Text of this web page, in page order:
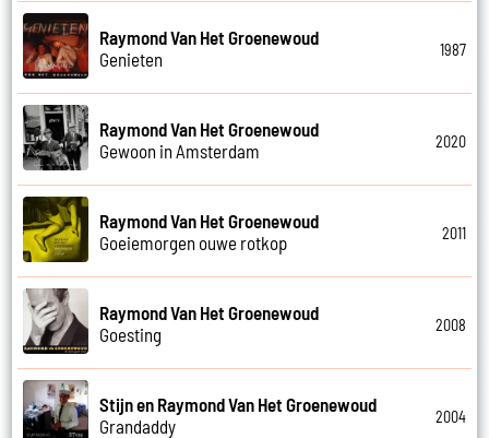
Raymond Van Het Groenewoud
Genieten
1987
Raymond Van Het Groenewoud
Gewoon in Amsterdam
2020
Raymond Van Het Groenewoud
Goeiemorgen ouwe rotkop
2011
Raymond Van Het Groenewoud
Goesting
2008
Stijn en Raymond Van Het Groenewoud
Grandaddy
2004